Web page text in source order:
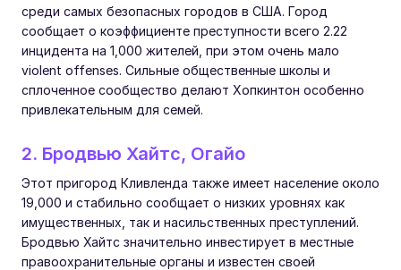
среди самых безопасных городов в США. Город
сообщает о коэффициенте преступности всего 2.22
инцидента на 1,000 жителей, при этом очень мало
violent offenses. Сильные общественные школы и
сплоченное сообщество делают Хопкинтон особенно
привлекательным для семей.
2. Бродвью Хайтс, Огайо
Этот пригород Кливленда также имеет население около
19,000 и стабильно сообщает о низких уровнях как
имущественных, так и насильственных преступлений.
Бродвью Хайтс значительно инвестирует в местные
правоохранительные органы и известен своей